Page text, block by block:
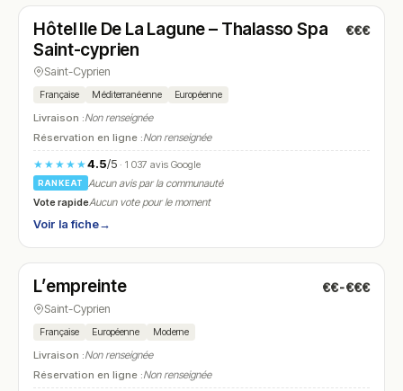
N° 22
Hôtel Ile De La Lagune – Thalasso Spa
Saint-cyprien
€€€
Saint-Cyprien
Française Méditerranéenne Européenne
Livraison :Non renseignée
Réservation en ligne :Non renseignée
★★★★★4.5/5· 1 037 avis Google
RANKEAT
Aucun avis par la communauté
Vote rapideAucun vote pour le moment
Voir la fiche→
N° 23
L’empreinte €€-€€€
Saint-Cyprien
Française Européenne Moderne
Livraison :Non renseignée
Réservation en ligne :Non renseignée